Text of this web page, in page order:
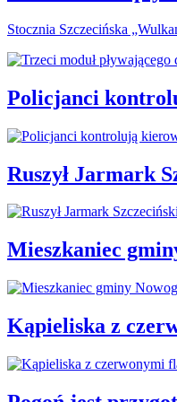
Stocznia Szczecińska
Policjanci
Ruszył Jarmark
Mieszkaniec
Kąpieliska z